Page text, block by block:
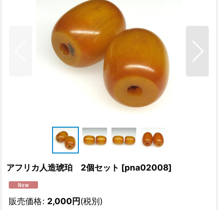
アフリカ人造琥珀 2個セット [pna02008]
販売価格: 2,000円(税別)